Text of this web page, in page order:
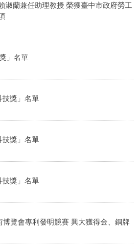
淑蘭兼任助理教授 榮獲臺中市政府勞工
」名單
技獎」名單
技獎」名單
技獎」名單
博覽會專利發明競賽 興大獲得金、銅牌